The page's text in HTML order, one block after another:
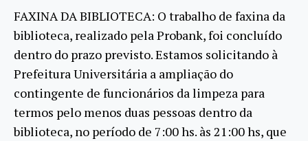
FAXINA DA BIBLIOTECA: O trabalho de faxina da
biblioteca, realizado pela Probank, foi concluído
dentro do prazo previsto. Estamos solicitando à
Prefeitura Universitária a ampliação do
contingente de funcionários da limpeza para
termos pelo menos duas pessoas dentro da
biblioteca, no período de 7:00 hs. às 21:00 hs, que